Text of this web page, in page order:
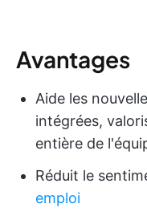
Avantages
Aide les
intégrées,
entière de
Réduit le
emploi